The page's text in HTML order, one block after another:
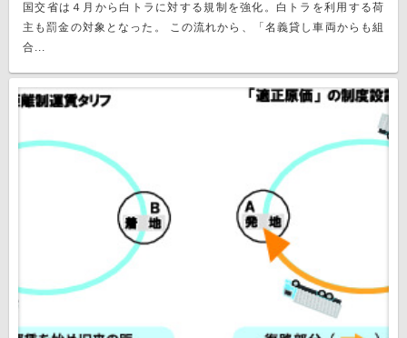
国交省は４月から白トラに対する規制を強化。白トラを利用する荷
主も罰金の対象となった。 この流れから、「名義貸し車両からも組
合...